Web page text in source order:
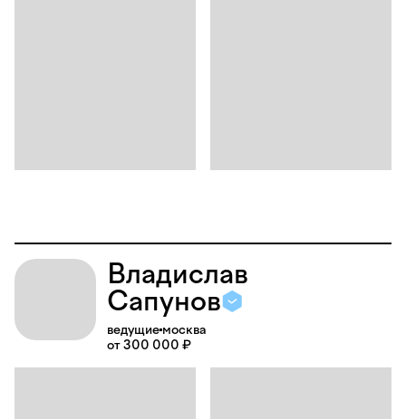
Владислав
Сапунов
ведущие москва
от 300 000 ₽